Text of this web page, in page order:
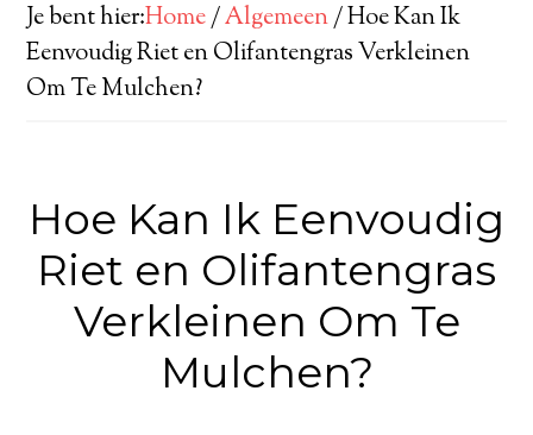
Je bent hier:Home/Algemeen/Hoe Kan Ik
Eenvoudig Riet en Olifantengras Verkleinen
Om Te Mulchen?
Hoe Kan Ik Eenvoudig
Riet en Olifantengras
Verkleinen Om Te
Mulchen?